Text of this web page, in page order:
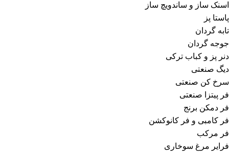
اسنک ساز و ساندویچ ساز
پاستا پز
تابه گردان
جوجه گردان
دنر پز و کباب ترکی
دیگ صنعتی
سرخ کن صنعتی
فر پیتزا صنعتی
فر دمکن برنج
فر کامبی و فر کانوکشن
فر مرکب
فرایر مرغ سوخاری